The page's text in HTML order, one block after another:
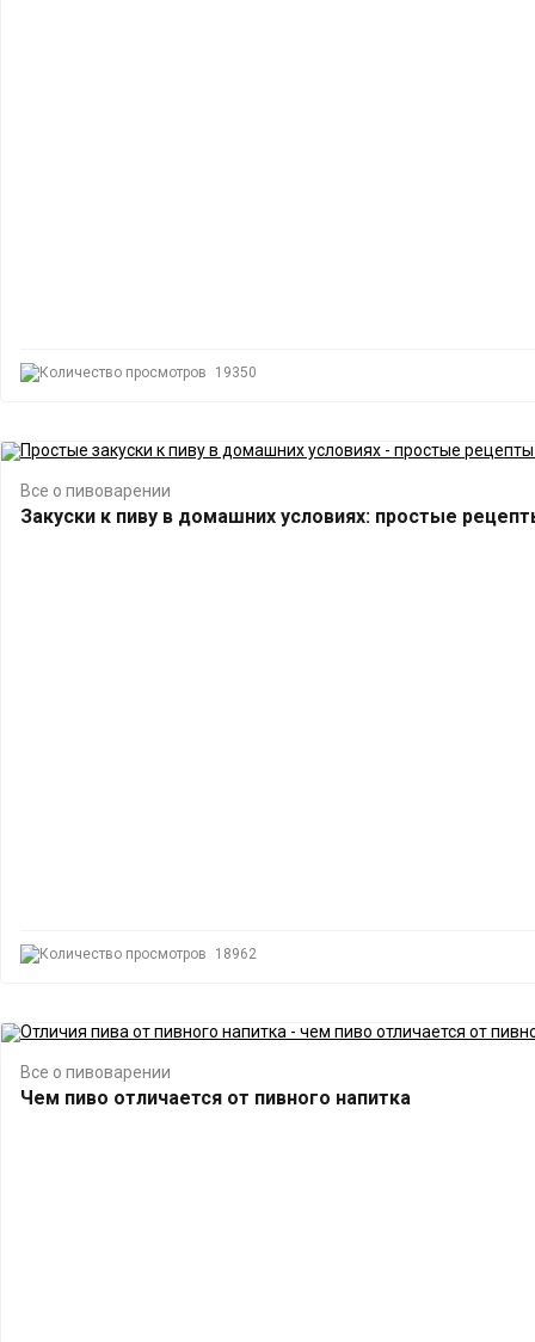
19350
Все о пивоварении
Закуски к пиву в домашних условиях: простые
18962
Все о пивоварении
Чем пиво отличается от пивного напитка